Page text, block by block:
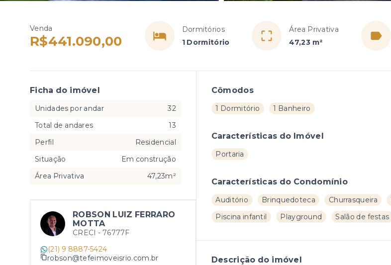
Venda
R$441.090,00
Dormitórios
1 Dormitório
Área Privativa
47,23 m²
Cômodos
1 Dormitório 1 Banheiro
Características do Imóvel
Portaria
Características do Condomínio
Auditório Brinquedoteca Churrasqueira
Piscina infantil
Playground Salão de festas
Descrição do imóvel
Ficha do imóvel
Unidades por andar
32
Total de andares
13
Perfil
Residencial
Situação
Em construção
Área Privativa
47,23m²
ROBSON LUIZ FERRARO
MOTTA
CRECI - 76777F
(21) 9 8887-5424
robson@tefeimoveisrio.com.br